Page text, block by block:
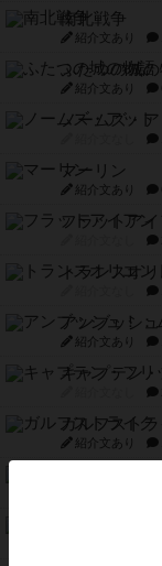
南北戦争
紹介文あり
ふたつの城の
紹介文あり
ノームズ・ア
マーリン
紹介文あり
フラットアイ
トランスオ
アンブッシュ
紹介文あり
キャプテン
ガルフストラ
紹介文あり